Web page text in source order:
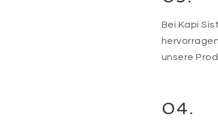
Bei Kapi
unsere
04.